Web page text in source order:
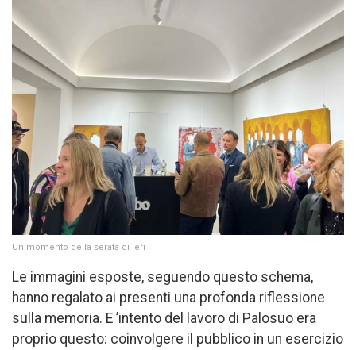
Un momento della serata di ieri
Le immagini esposte, seguendo questo schema,
hanno regalato ai presenti una profonda riflessione
sulla memoria. E ’intento del lavoro di Palosuo era
proprio questo: coinvolgere il pubblico in un esercizio